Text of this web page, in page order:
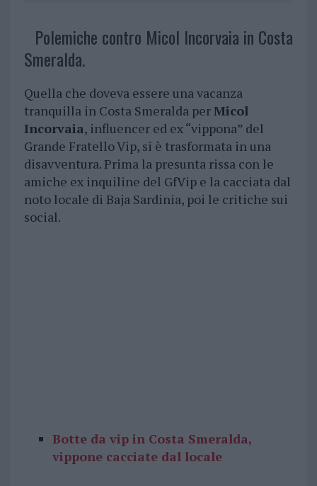
Polemiche contro Micol Incorvaia in Costa
Smeralda.
Quella che doveva essere una vacanza
tranquilla in Costa Smeralda perMicol
Incorvaia, influencer ed ex “vippona” del
Grande Fratello Vip, si è trasformata in una
disavventura. Prima la presunta rissa con le
amiche ex inquiline del GfVip e la cacciata dal
noto locale di Baja Sardinia, poi le critiche sui
social.
Botte da vip in Costa Smeralda,
vippone cacciate dal locale